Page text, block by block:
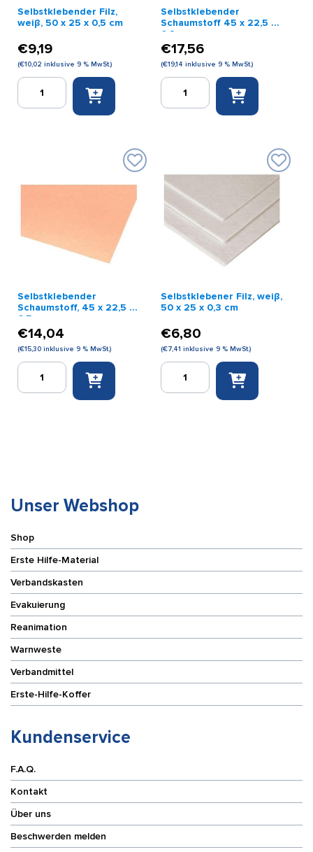
Selbstklebender Filz,
weiβ, 50 x 25 x 0,5 cm
€9,19
(€10,02 inklusive 9 % MwSt.)
Selbstklebender
0,5
Selbstklebender
Schaumstoff 45 x 22,5 x
0,8 cm
€17,56
(€19,14 inklusive 9 % MwSt.)
Selbstklebender
Schaumstoff
0,8
cm
Menge
Selbstklebender
Schaumstoff, 45 x 22,5 x
0,5 cm
€14,04
(€15,30 inklusive 9 % MwSt.)
Selbstklebender
Schaumstoff,
Selbstklebener Filz, weiβ,
50 x 25 x 0,3 cm
€6,80
(€7,41 inklusive 9 % MwSt.)
Selbstklebener
Unser Webshop
Shop
Erste Hilfe-Material
Verbandskasten
Evakuierung
Reanimation
Warnweste
Verbandmittel
Erste-Hilfe-Koffer
Kundenservice
F.A.Q.
Kontakt
Über uns
Beschwerden melden